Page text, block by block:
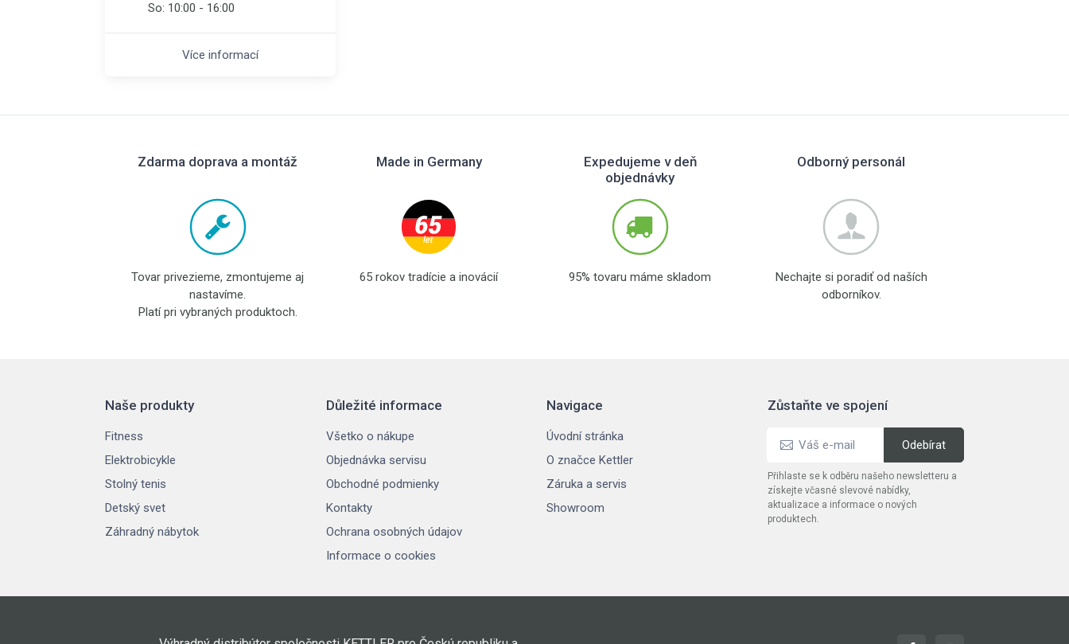
So: 10:00 - 16:00
Více informací
Zdarma doprava a montáž
Tovar privezieme, zmontujeme aj
nastavíme.
Platí pri vybraných produktoch.
Made in Germany
65 rokov tradície a inovácií
Expedujeme v deň
objednávky
95% tovaru máme skladom
Odborný personál
Nechajte si poradiť od naších
odborníkov.
Naše produkty
Fitness
Elektrobicykle
Stolný tenis
Detský svet
Záhradný nábytok
Důležité informace
Všetko o nákupe
Objednávka servisu
Obchodné podmienky
Kontakty
Ochrana osobných údajov
Informace o cookies
Navigace
Úvodní stránka
O značce Kettler
Záruka a servis
Showroom
Zůstaňte ve spojení
Přihlaste se k odběru našeho newsletteru a
získejte včasné slevové nabídky,
aktualizace a informace o nových
produktech.